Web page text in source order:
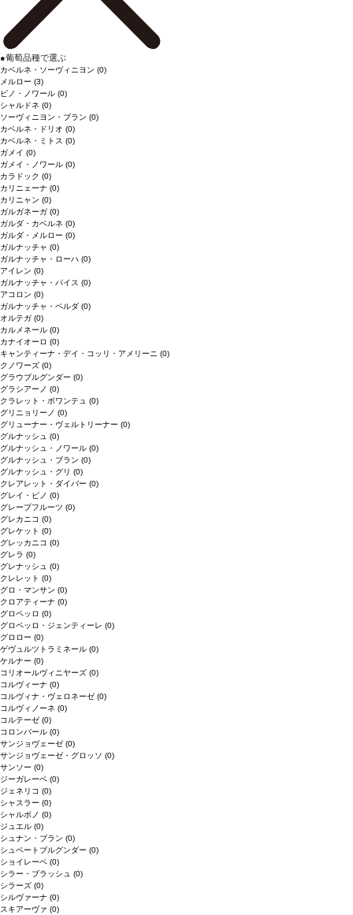
●葡萄品種で選ぶ
カベルネ・ソーヴィニヨン (0)
メルロー (3)
ピノ・ノワール (0)
シャルドネ (0)
ソーヴィニヨン・ブラン (0)
カベルネ・ドリオ (0)
カベルネ・ミトス (0)
ガメイ (0)
ガメイ・ノワール (0)
カラドック (0)
カリニェーナ (0)
カリニャン (0)
ガルガネーガ (0)
ガルダ・カベルネ (0)
ガルダ・メルロー (0)
ガルナッチャ (0)
ガルナッチャ・ローハ (0)
アイレン (0)
ガルナッチャ・パイス (0)
アコロン (0)
ガルナッチャ・ペルダ (0)
オルテガ (0)
カルメネール (0)
カナイオーロ (0)
キャンティーナ・デイ・コッリ・アメリーニ (0)
クノワーズ (0)
グラウブルグンダー (0)
グラシアーノ (0)
クラレット・ボワンテュ (0)
グリニョリーノ (0)
グリューナー・ヴェルトリーナー (0)
グルナッシュ (0)
グルナッシュ・ノワール (0)
グルナッシュ・ブラン (0)
グルナッシュ・グリ (0)
クレアレット・ダイバー (0)
グレイ・ピノ (0)
グレープフルーツ (0)
グレカニコ (0)
グレケット (0)
グレッカニコ (0)
グレラ (0)
グレナッシュ (0)
クレレット (0)
グロ・マンサン (0)
クロアティーナ (0)
グロペッロ (0)
グロペッロ・ジェンティーレ (0)
グロロー (0)
ゲヴュルツトラミネール (0)
ケルナー (0)
コリオールヴィニヤーズ (0)
コルヴィーナ (0)
コルヴィナ・ヴェロネーゼ (0)
コルヴィノーネ (0)
コルテーゼ (0)
コロンバール (0)
サンジョヴェーゼ (0)
サンジョヴェーゼ・グロッソ (0)
サンソー (0)
ジーガレーベ (0)
ジェネリコ (0)
シャスラー (0)
シャルボノ (0)
ジュエル (0)
シュナン・ブラン (0)
シュペートブルグンダー (0)
ショイレーベ (0)
シラー・ブラッシュ (0)
シラーズ (0)
シルヴァーナ (0)
スキアーヴァ (0)